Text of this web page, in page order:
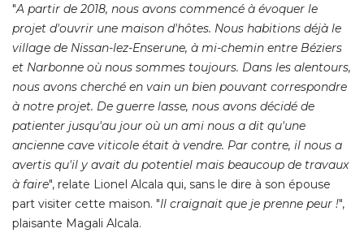
"A partir de 2018, nous avons commencé à évoquer le
projet d'ouvrir une maison d'hôtes. Nous habitions déjà le
village de Nissan-lez-Enserune, à mi-chemin entre Béziers
et Narbonne où nous sommes toujours. Dans les alentours,
nous avons cherché en vain un bien pouvant correspondre
à notre projet. De guerre lasse, nous avons décidé de
patienter jusqu'au jour où un ami nous a dit qu'une
ancienne cave viticole était à vendre. Par contre, il nous a
avertis qu'il y avait du potentiel mais beaucoup de travaux
à faire", relate Lionel Alcala qui, sans le dire à son épouse
part visiter cette maison. "Il craignait que je prenne peur !",
plaisante Magali Alcala.